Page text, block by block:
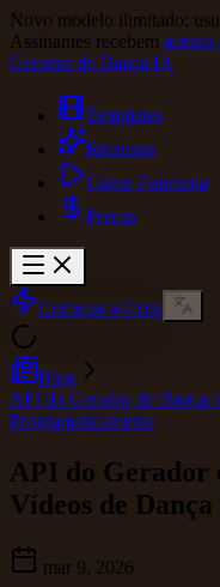
Novo modelo ilimitado:
Assinantes recebem
Gerador de Dança IA
Templates
Recursos
Como Funciona
Preços
Começar a Criar
Blog
API do Gerador de Dança
Programaticamente
API do Gerador
Vídeos de
mar 9, 2026